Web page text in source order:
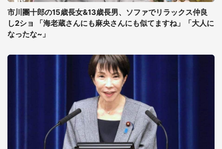
市川團十郎の15歳長女&13歳長男、ソファでリラックス仲良
し2ショ 「海老蔵さんにも麻央さんにも似てますね」「大人に
なったな~」